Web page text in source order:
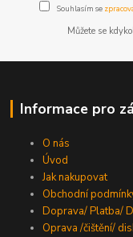
Souhlasím se
Můžete se
Informace pro
O nás
Úvod
Jak nakupovat
Obchodní
Doprava/ Platba/
Oprava /čištění/